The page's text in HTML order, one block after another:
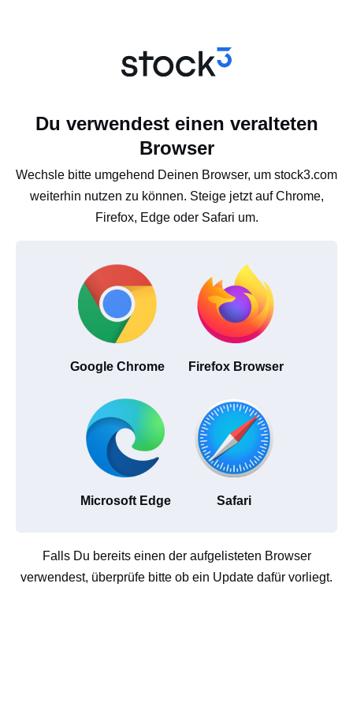
Du verwendest einen veralteten
Browser
Wechsle bitte umgehend Deinen Browser, um stock3.com
weiterhin nutzen zu können. Steige jetzt auf Chrome,
Firefox, Edge oder Safari um.
Google Chrome Firefox Browser
Microsoft Edge Safari
Falls Du bereits einen der aufgelisteten Browser
verwendest, überprüfe bitte ob ein Update dafür vorliegt.